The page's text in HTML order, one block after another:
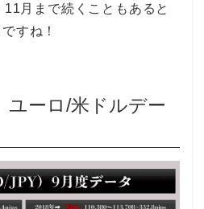
月まで続くこともあると
すね！
ユーロ/米ドルデー